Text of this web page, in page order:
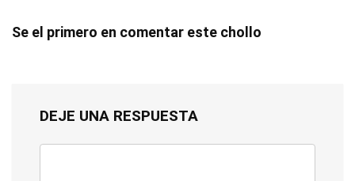
Se el primero en comentar este chollo
DEJE UNA RESPUESTA